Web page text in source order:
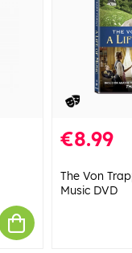
€8.99
The Von
Music DVD